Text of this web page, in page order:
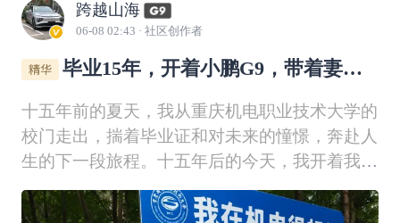
跨越山海
06-08 02:43 · 社区创作者
毕业15年，开着小鹏G9，带着妻女
十五年前的夏天，我从重庆机电职业技术大学的
校门走出，揣着毕业证和对未来的憧憬，奔赴人
生的下一段旅程。十五年后的今天，我开着我的
小鹏G9，载着妻子和女儿，再次踏上这片熟悉
的土地，赴一场迟到的青春之约。 车子驶入璧